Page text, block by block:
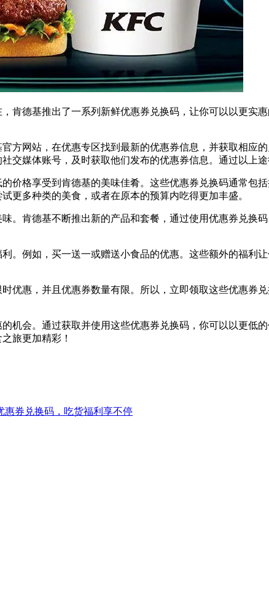
肯德基推出了一系列新鲜优惠券兑换码，让你可以以更实
方网站，在优惠专区找到最新的优惠券信息，并获取相应
交媒体账号，及时获取他们发布的优惠券信息。通过以上
价格享受到肯德基的美味佳肴。这些优惠券兑换码通常包
更多种类的美食，或者在原本的预算内吃得更加丰盛。
。肯德基不断推出新的产品和套餐，通过使用优惠券兑换
。例如，买一送一或赠送小食品的优惠。这些额外的福利
优惠，并且优惠券数量有限。所以，立即领取这些优惠券
机会。通过获取并使用这些优惠券兑换码，你可以以更低
旅更加精彩！
惠券兑换码，吃货福利享不停